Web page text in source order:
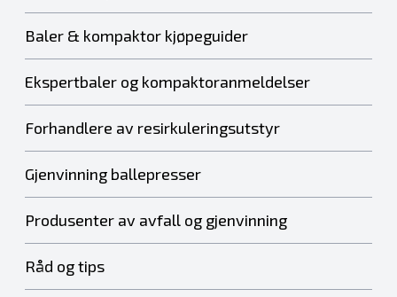
Baler & kompaktor kjøpeguider
Ekspertbaler og kompaktoranmeldelser
Forhandlere av resirkuleringsutstyr
Gjenvinning ballepresser
Produsenter av avfall og gjenvinning
Råd og tips